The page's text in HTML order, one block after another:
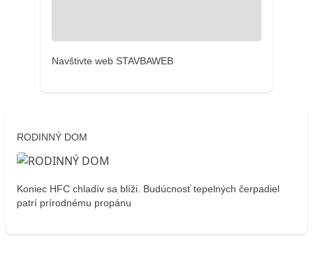
Navštivte web STAVBAWEB
RODINNÝ DOM
Koniec HFC chladív sa blíži. Budúcnosť tepelných čerpadiel
patrí prírodnému propánu